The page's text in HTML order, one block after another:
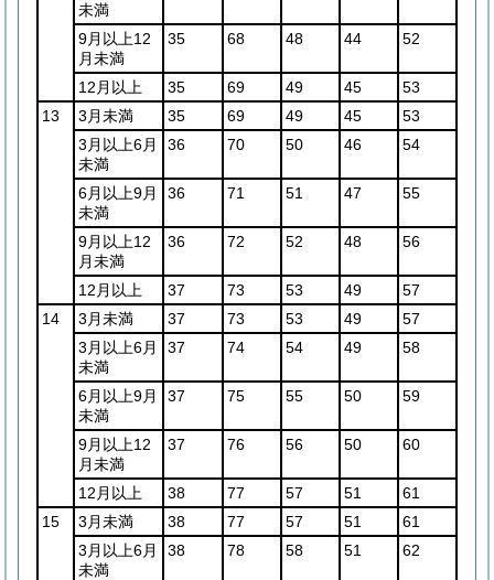
未満
9月以上12
月未満
35 68 48 44 52
12月以上 35 69 49 45
53
13
3月未満 35 69 49 45
53
3月以上6月
未満
36 70 50 46 54
6月以上9月
未満
36 71 51 47 55
9月以上12
月未満
36 72 52 48 56
12月以上 37 73 53 49
57
14
3月未満 37 73 53 49
57
3月以上6月
未満
37 74 54 49 58
6月以上9月
未満
37 75 55 50 59
9月以上12
月未満
37 76 56 50 60
12月以上 38 77 57 51
61
15
3月未満 38 77 57 51
61
3月以上6月
未満
38 78 58 51 62